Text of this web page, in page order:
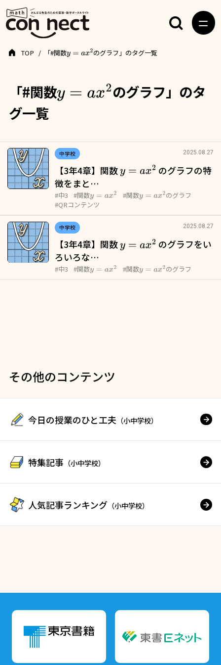
「#関数y=ax2
のグラフ」のタ
グ一覧
TOP 「#関数y=ax 2 のグラフ」のタグ一覧
中学校 2025.08.27
【3年4章】関数y=ax 2
のグラフの特
徴をまと…
#中3 #関数y=ax 2 #関数y=ax 2
のグラフ
#QRコンテンツ
中学校 2025.08.27
【3年4章】関数y=ax 2
のグラフをい
ろいろな…
#中3 #関数y=ax 2 #関数y=ax 2 のグラフ
その他のコンテンツ
今日の授業のひと工夫 （小中学校）
特集記事 （小中学校）
人気記事ランキング （小中学校）